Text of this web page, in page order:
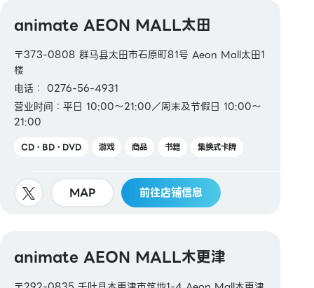
animate AEON MALL太田
〒373-0808 群马县太田市石原町81号 Aeon Mall太田1
楼
电话： 0276-56-4931
营业时间：平日 10:00～21:00／周末及节假日 10:00～
21:00
CD・BD・DVD 游戏 商品 书籍 集换式卡牌
MAP 前往店铺信息
animate AEON MALL木更津